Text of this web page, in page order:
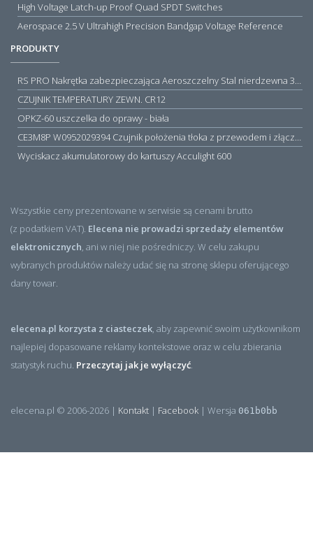
High Voltage Latch-up Proof Quad SPDT Switches
Aerospace 2.5 V Ultrahigh Precision Bandgap Voltage Reference
PRODUKTY
RS PRO Nakrętka zabezpieczająca Aeroszczelny Stal nierdzewna 316 Zwykłe
CZUJNIK TEMPERATURY ZEWN. CR12
OPKZ-60 uszczelka do oprawy - biała
CE3M8P W0952029394 Czujnik położenia tłoka z przewodem i złączem M8, PNP NO, 10...30VDC, 100mA, METALWORK, METAL WORK jak MZT1-0
Wyciskacz akumulatorowy do kartuszy Acculight 600
Wszystkie ceny prezentowane w serwisie są cenami brutto
(z podatkiem VAT). Elecena nie prowadzi sprzedaży elementów
elektronicznych, ani w niej nie pośredniczy. W celu zakupu
wybranych produktów należy udać się na stronę sklepu oferującego
dany towar.
elecena.pl korzysta z ciasteczek, aby zapewnić swoim użytkownikom
najlepiej dopasowane reklamy kontekstowe oraz w celu zbierania
statystyk ruchu. Przeczytaj jak je wyłączyć.
elecena.pl © 2006-2026 | Kontakt | Facebook | Wersja 061b0bb